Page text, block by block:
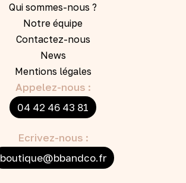
Qui sommes-nous ?
Notre équipe
Contactez-nous
News
Mentions légales
Appelez-nous :
04 42 46 43 81
Ecrivez-nous :
boutique@bbandco.fr